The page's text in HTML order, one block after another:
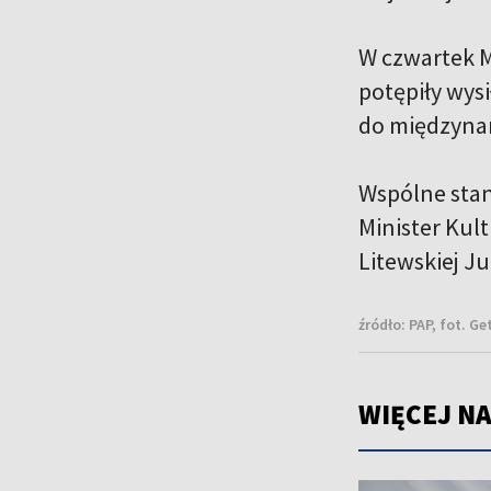
W czwartek
potępiły
do
Wspólne
Minister
Litewskiej
źródło: PAP, fot.
WIĘCEJ